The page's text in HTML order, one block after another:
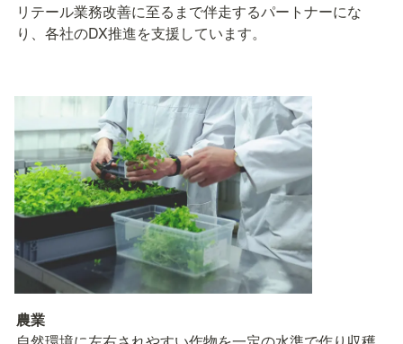
リテール業務改善に至るまで伴走するパートナーにな
り、各社のDX推進を支援しています。
農業